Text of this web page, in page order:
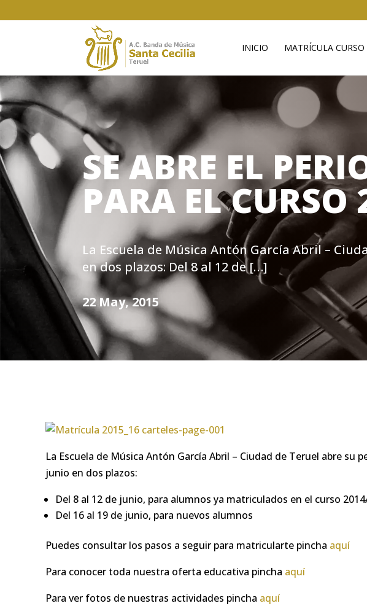
INICIO MATRÍCULA CURSO
SE ABRE EL
PARA EL
La Escuela de Música Antón García Abril –
en dos plazos: Del 8 al 12 de […]
22 May, 2015
La Escuela de Música Antón García Abril – Ciudad de Teruel abre su
junio en dos plazos:
Del 8 al 12 de junio, para alumnos ya matriculados en el curso
Del 16 al 19 de junio, para nuevos alumnos
Puedes consultar los pasos a seguir para matricularte pincha aquí
Para conocer toda nuestra oferta educativa pincha aquí
Para ver fotos de nuestras actividades pincha aquí